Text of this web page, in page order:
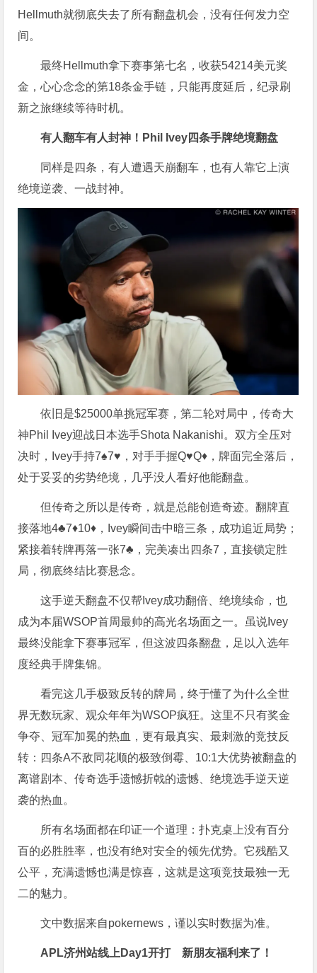
Hellmuth就彻底失去了所有翻盘机会，没有任何发力空
间。
最终Hellmuth拿下赛事第七名，收获54214美元奖
金，心心念念的第18条金手链，只能再度延后，纪录刷
新之旅继续等待时机。
有人翻车有人封神！Phil Ivey四条手牌绝境翻盘
同样是四条，有人遭遇天崩翻车，也有人靠它上演
绝境逆袭、一战封神。
依旧是$25000单挑冠军赛，第二轮对局中，传奇大
神Phil Ivey迎战日本选手Shota Nakanishi。双方全压对
决时，Ivey手持7♠7♥，对手手握Q♥Q♦，牌面完全落后，
处于妥妥的劣势绝境，几乎没人看好他能翻盘。
但传奇之所以是传奇，就是总能创造奇迹。翻牌直
接落地4♣7♦10♦，Ivey瞬间击中暗三条，成功追近局势；
紧接着转牌再落一张7♣，完美凑出四条7，直接锁定胜
局，彻底终结比赛悬念。
这手逆天翻盘不仅帮Ivey成功翻倍、绝境续命，也
成为本届WSOP首周最帅的高光名场面之一。虽说Ivey
最终没能拿下赛事冠军，但这波四条翻盘，足以入选年
度经典手牌集锦。
看完这几手极致反转的牌局，终于懂了为什么全世
界无数玩家、观众年年为WSOP疯狂。这里不只有奖金
争夺、冠军加冕的热血，更有最真实、最刺激的竞技反
转：四条A不敌同花顺的极致倒霉、10:1大优势被翻盘的
离谱剧本、传奇选手遗憾折戟的遗憾、绝境选手逆天逆
袭的热血。
所有名场面都在印证一个道理：扑克桌上没有百分
百的必胜胜率，也没有绝对安全的领先优势。它残酷又
公平，充满遗憾也满是惊喜，这就是这项竞技最独一无
二的魅力。
文中数据来自pokernews，谨以实时数据为准。
APL济州站线上Day1开打 新朋友福利来了！